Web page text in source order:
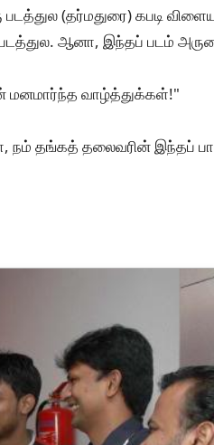
(தர்மதுரை) கபடி
படத்துல. ஆனா, இந்தப் படம்
மனமார்ந்த வாழ்த்துக்கள்!"
தங்கத் தலைவரின் இந்தப்